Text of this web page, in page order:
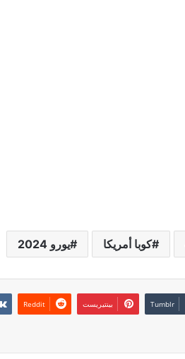
كوبا أمريكا يورو 2024
بينتيريست